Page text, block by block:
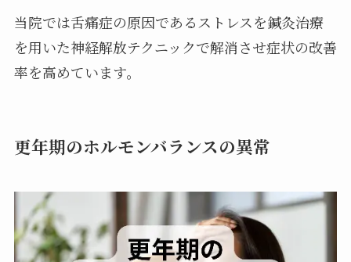
当院では舌痛症の原因であるストレスを鍼灸治療
を用いた神経解放テクニックで解消させ症状の改善
率を高めています。
更年期のホルモンバランスの異常